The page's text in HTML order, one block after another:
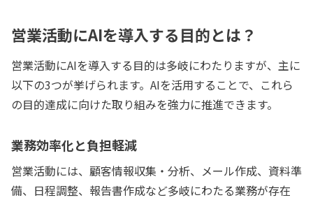
営業活動にAIを導入する目的とは？
営業活動にAIを導入する目的は多岐にわたりますが、主に
以下の3つが挙げられます。AIを活用することで、これら
の目的達成に向けた取り組みを強力に推進できます。
業務効率化と負担軽減
営業活動には、顧客情報収集・分析、メール作成、資料準
備、日程調整、報告書作成など多岐にわたる業務が存在